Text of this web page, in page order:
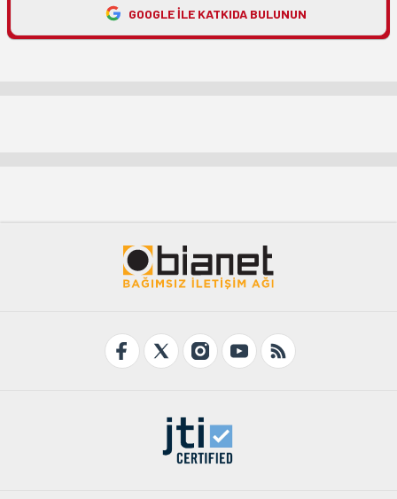
GOOGLE ILE KATKIDA BULUNUN